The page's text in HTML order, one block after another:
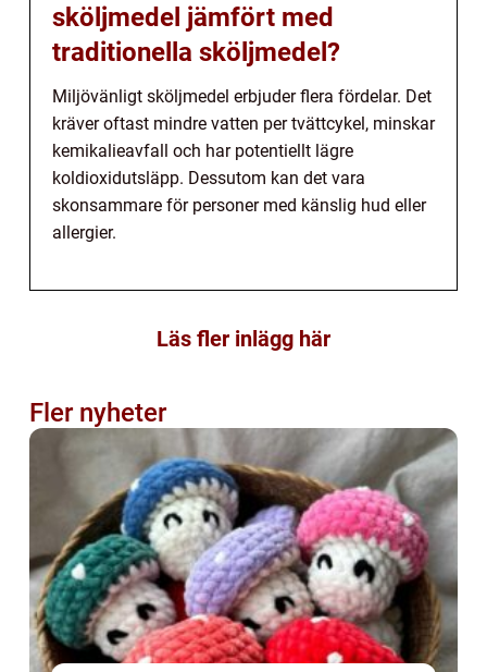
sköljmedel jämfört med
traditionella sköljmedel?
Miljövänligt sköljmedel erbjuder flera fördelar. Det
kräver oftast mindre vatten per tvättcykel, minskar
kemikalieavfall och har potentiellt lägre
koldioxidutsläpp. Dessutom kan det vara
skonsammare för personer med känslig hud eller
allergier.
Läs fler inlägg här
Fler nyheter